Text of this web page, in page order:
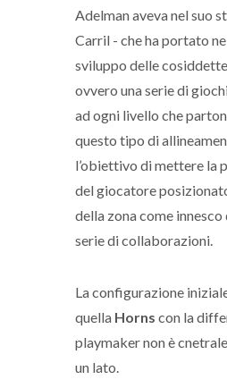
Adelman aveva nel suo
Carril - che ha portato
sviluppo delle cosiddette
ovvero una serie di
ad ogni livello che
questo tipo di
l’obiettivo di mettere la
del giocatore
della zona come
serie di collaborazioni.
La configurazione
quella Horns con la
playmaker non è
un lato.